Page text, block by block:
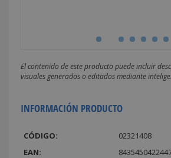
El contenido de este producto puede incluir
visuales generados o editados mediante
INFORMACIÓN PRODUCTO
CÓDIGO:
02321408
EAN: